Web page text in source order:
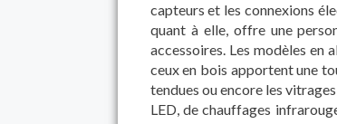
capteurs et les connexions
quant à elle, offre une
accessoires. Les modèles en
ceux en bois apportent une
tendues ou encore les
LED, de chauffages